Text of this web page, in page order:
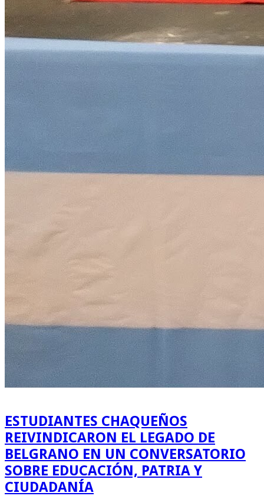
ESTUDIANTES CHAQUEÑOS
REIVINDICARON EL LEGADO DE
BELGRANO EN UN CONVERSATORIO
SOBRE EDUCACIÓN, PATRIA Y
CIUDADANÍA